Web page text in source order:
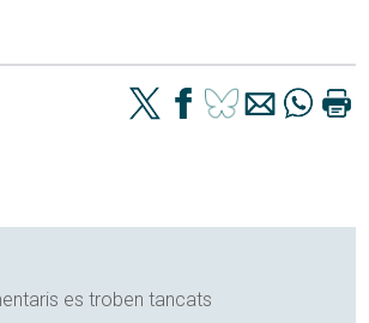
es troben tancats